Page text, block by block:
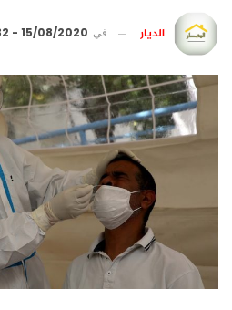
الديار في 15/08/2020 - 13:32